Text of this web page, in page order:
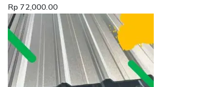
Dinilai 5.00
dari 5
Rp 72,000.00